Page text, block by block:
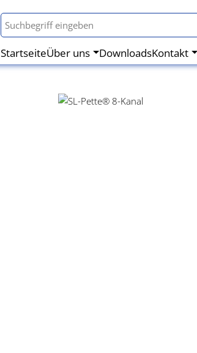
StartseiteÜber uns DownloadsKontakt